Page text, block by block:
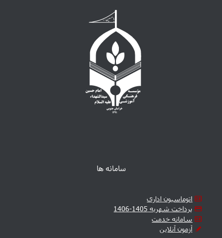
سامانه ها
اتوماسیون اداری
پرداخت شهریه 1405-1406
سامانه خدمت
آزمون آنلاین